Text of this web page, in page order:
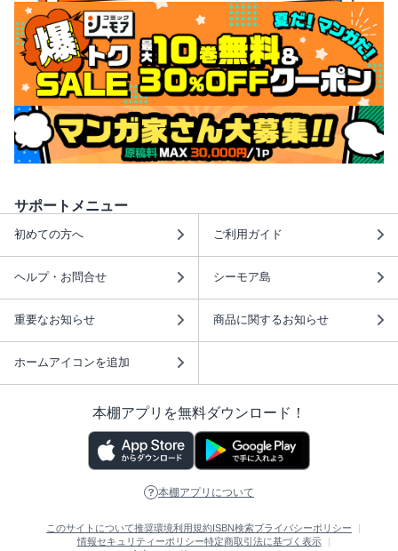
サポートメニュー
初めての方へ ご利用ガイド
ヘルプ・お問合せ シーモア島
重要なお知らせ 商品に関するお知らせ
ホームアイコンを追加
本棚アプリを無料ダウンロード！
本棚アプリについて
このサイトについて推奨環境利用規約 ISBN検索プライバシーポリシー
情報セキュリティーポリシー特定商取引法に基づく表示